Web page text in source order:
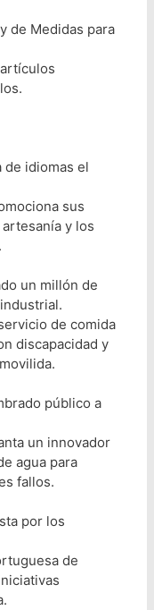
de Medidas para
idiomas el
sus
y los
un millón de
de comida
discapacidad y
público a
un innovador
agua para
fallos.
por los
de